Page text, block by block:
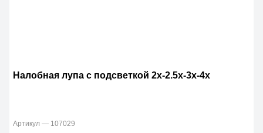
Налобная лупа с подсветкой 2х-2.5х-3х-4x
Артикул — 107029